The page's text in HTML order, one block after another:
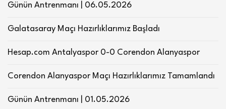
Günün Antrenmanı | 06.05.2026
Galatasaray Maçı Hazırlıklarımız Başladı
Hesap.com Antalyaspor 0-0 Corendon Alanyaspor
Corendon Alanyaspor Maçı Hazırlıklarımız Tamamlandı
Günün Antrenmanı | 01.05.2026